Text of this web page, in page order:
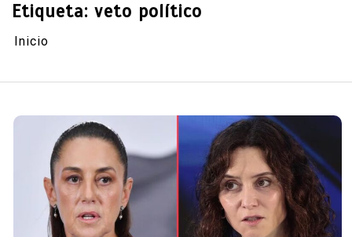
Etiqueta: veto político
Inicio